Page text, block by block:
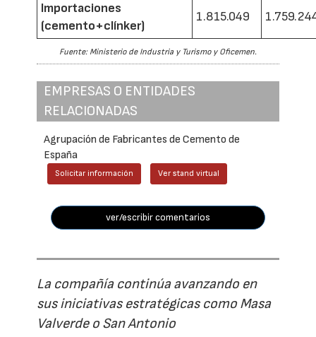
Importaciones
(cemento+clínker)
1.815.049
Fuente: Ministerio de Industria y Turismo y Oficemen.
EMPRESAS O ENTIDADES
RELACIONADAS
Agrupación de Fabricantes de Cemento de
España
Solicitar información Ver stand virtual
ver/escribir comentarios
La compañía continúa avanzando en
sus iniciativas estratégicas como Masa
Valverde o San Antonio